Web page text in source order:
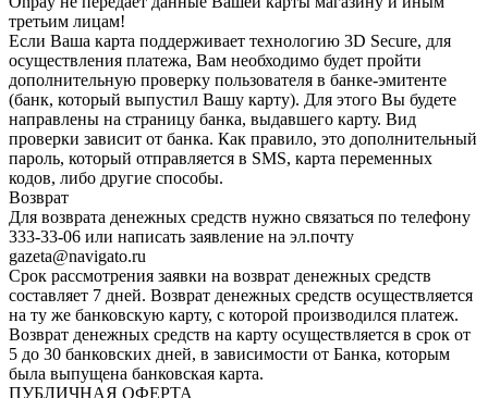
третьим лицам!
Если Ваша карта поддерживает технологию 3D Secure, для
осуществления платежа, Вам необходимо будет пройти
дополнительную проверку пользователя в банке-эмитенте
(банк, который выпустил Вашу карту). Для этого Вы будете
направлены на страницу банка, выдавшего карту. Вид
проверки зависит от банка. Как правило, это дополнительный
пароль, который отправляется в SMS, карта переменных
кодов, либо другие способы.
Возврат
Для возврата денежных средств нужно связаться по телефону
333-33-06 или написать заявление на эл.почту
gazeta@navigato.ru
Срок рассмотрения заявки на возврат денежных средств
составляет 7 дней. Возврат денежных средств осуществляется
на ту же банковскую карту, с которой производился платеж.
Возврат денежных средств на карту осуществляется в срок от
5 до 30 банковских дней, в зависимости от Банка, которым
была выпущена банковская карта.
ПУБЛИЧНАЯ ОФЕРТА